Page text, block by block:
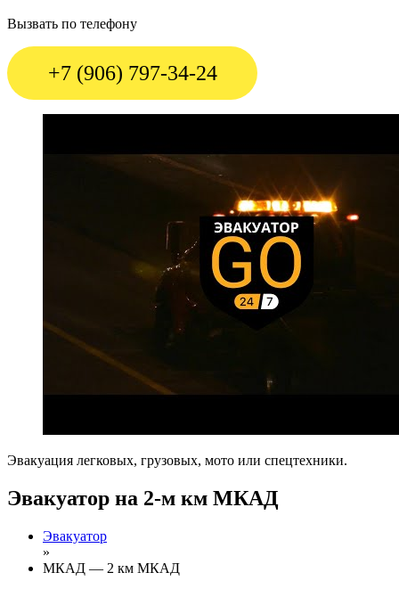
Вызвать по телефону
+7 (906) 797-34-24
Эвакуация легковых, грузовых, мото или спецтехники.
Эвакуатор на 2-м км МКАД
Эвакуатор
»
МКАД — 2 км МКАД